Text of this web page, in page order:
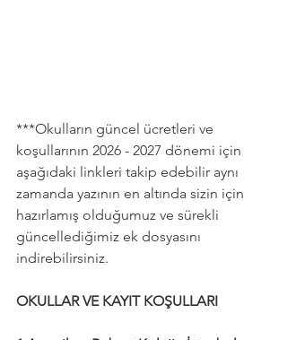
***Okulların güncel ücretleri ve
koşullarının 2026 - 2027 dönemi için
aşağıdaki linkleri takip edebilir aynı
zamanda yazının en altında sizin için
hazırlamış olduğumuz ve sürekli
güncellediğimiz ek dosyasını
indirebilirsiniz.
OKULLAR VE KAYIT KOŞULLARI